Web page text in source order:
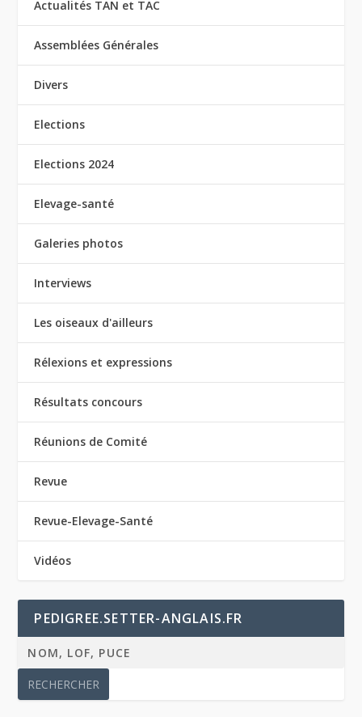
Actualités TAN et TAC
Assemblées Générales
Divers
Elections
Elections 2024
Elevage-santé
Galeries photos
Interviews
Les oiseaux d'ailleurs
Rélexions et expressions
Résultats concours
Réunions de Comité
Revue
Revue-Elevage-Santé
Vidéos
PEDIGREE.SETTER-ANGLAIS.FR